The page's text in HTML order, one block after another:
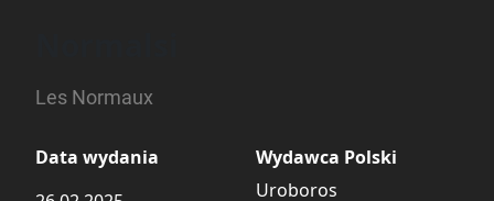
Les Normaux
Data wydania
Wydawca Polski
Uroboros